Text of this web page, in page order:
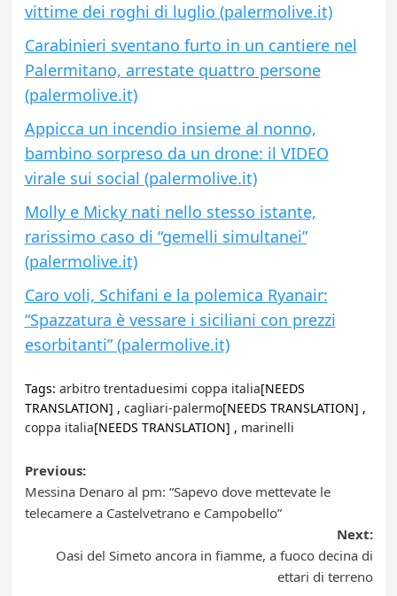
vittime dei roghi di luglio (palermolive.it)
Carabinieri sventano furto in un cantiere nel
Palermitano, arrestate quattro persone
(palermolive.it)
Appicca un incendio insieme al nonno,
bambino sorpreso da un drone: il VIDEO
virale sui social (palermolive.it)
Molly e Micky nati nello stesso istante,
rarissimo caso di “gemelli simultanei”
(palermolive.it)
Caro voli, Schifani e la polemica Ryanair:
“Spazzatura è vessare i siciliani con prezzi
esorbitanti” (palermolive.it)
Tags: arbitro trentaduesimi coppa italia[NEEDS
TRANSLATION] , cagliari-palermo[NEEDS TRANSLATION] ,
coppa italia[NEEDS TRANSLATION] , marinelli
Post
navigation
Previous:
Messina Denaro al pm: “Sapevo dove mettevate le
telecamere a Castelvetrano e Campobello”
Next:
Oasi del Simeto ancora in fiamme, a fuoco decina di
ettari di terreno